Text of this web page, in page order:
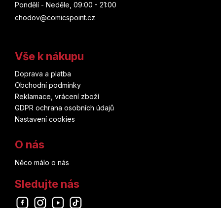
Pondělí - Neděle, 09:00 - 21:00
chodov@comicspoint.cz
Vše k nákupu
Doprava a platba
Obchodní podmínky
Reklamace, vrácení zboží
GDPR ochrana osobních údajů
Nastavení cookies
O nás
Něco málo o nás
Sledujte nás